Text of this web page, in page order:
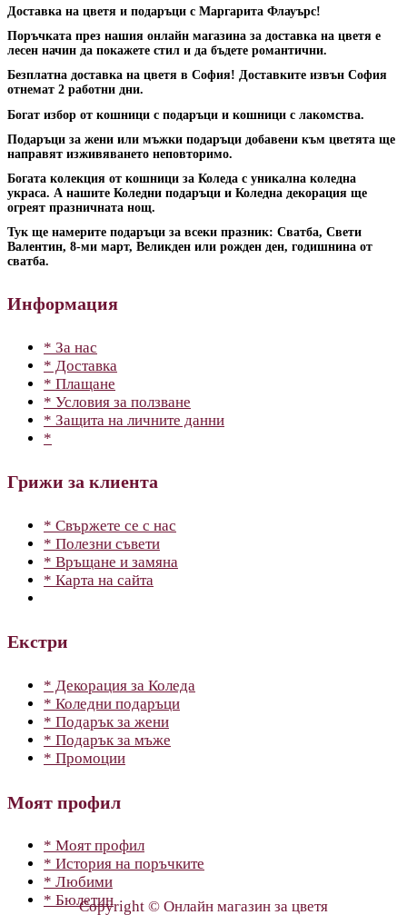
Доставка на цветя и подаръци с Маргарита Флауърс!
Поръчката през нашия онлайн магазина за доставка на цветя е
лесен начин да покажете стил и да бъдете романтични.
Безплатна доставка на цветя в София! Доставките извън София
отнемат 2 работни дни.
Богат избор от кошници с подаръци и кошници с лакомства.
Подаръци за жени или мъжки подаръци добавени към цветята ще
направят изживяването неповторимо.
Богата колекция от кошници за Коледа с уникална коледна
украса. А нашите Коледни подаръци и Коледна декорация ще
огреят празничната нощ.
Тук ще намерите подаръци за всеки празник: Сватба, Свети
Валентин, 8-ми март, Великден или рожден ден, годишнина от
сватба.
Информация
* За нас
* Доставка
* Плащане
* Условия за ползване
* Защита на личните данни
*
Грижи за клиента
* Свържете се с нас
* Полезни съвети
* Връщане и замяна
* Карта на сайта
Екстри
* Декорация за Коледа
* Коледни подаръци
* Подарък за жени
* Подарък за мъже
* Промоции
Моят профил
* Моят профил
* История на поръчките
* Любими
* БюлетинCopyright © Онлайн магазин за цветя